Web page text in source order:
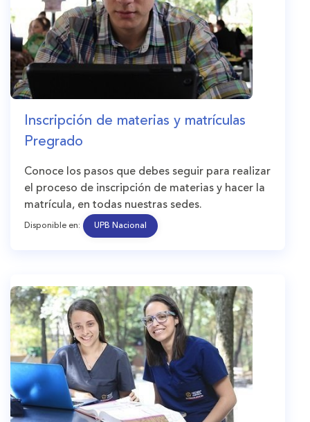
Inscripción de materias y matrículas
Pregrado
Conoce los pasos que debes seguir para realizar
el proceso de inscripción de materias y hacer la
matrícula, en todas nuestras sedes.
Disponible en: UPB Nacional